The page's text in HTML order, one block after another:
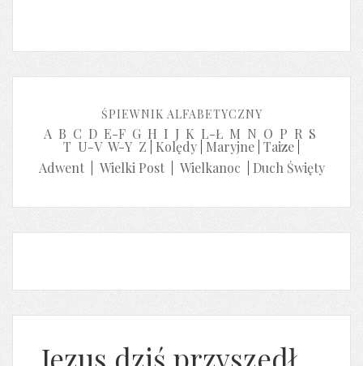
ŚPIEWNIK ALFABETYCZNY
A B C D E-F G H I J K L-Ł M N O P R S
T U-V W-Y Z Kolędy Maryjne Taize
Adwent| Wielki Post| Wielkanoc Duch Święty
Jezus dziś przyszedł